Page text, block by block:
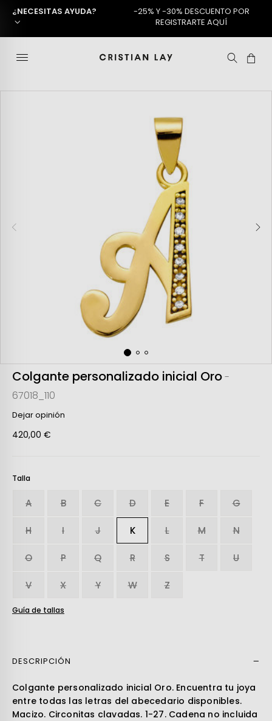
¿NECESITAS AYUDA?
-25% Y -30% DESCUENTO POR
REGISTRARTE AQUÍ
Colgante personalizado inicial Oro-
67018_110
Dejar opinión
420,00 €
Talla
A B C D E F G
H I J K L M N
O P Q R S T U
V X Y W Z
Guía de tallas
DESCRIPCIÓN
Colgante personalizado inicial Oro. Encuentra tu joya
entre todas las letras del abecedario disponibles.
Macizo. Circonitas clavadas. 1-27. Cadena no incluida